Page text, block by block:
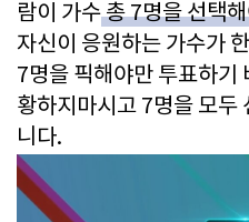
람이 가수총 7명을 선택
자신이 응원하는 가수가
7명을 픽해야만 투표하기
황하지마시고 7명을 모두
니다.